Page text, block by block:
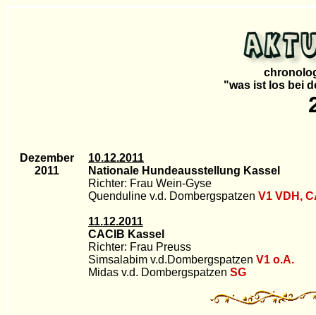
"was ist los bei
Dezember
2011
10.12.2011
Nationale Hundeausstellung Kassel
Richter: Frau Wein-Gyse
Quenduline v.d. Dombergspatzen V1 VDH,
11.12.2011
CACIB Kassel
Richter: Frau Preuss
Simsalabim v.d.Dombergspatzen V1 o.A.
Midas v.d. Dombergspatzen SG